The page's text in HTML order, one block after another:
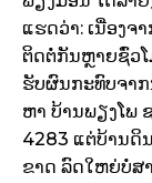
ແຮດວ່າ: ເນື່ອງ
ຕິດຕໍ່ກັນຫຼາຍຊົ່ວໂ
ຮັບຜົນກະທົບຈາກ
ຫາ ບ້ານພຽງໂພ
4283 ແຕ່ບ້ານດິ
ຂາດ ລົດໃຫຍ່ບໍ່ສ